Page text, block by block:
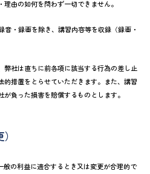
由の如何を問わず一切できません。
・録画を除き、講習内容等を収録（録画・
弊社は直ちに前各項に該当する行為の差し止
的措置をとらせていただきます。また、講習
負った損害を賠償するものとします。
般の利益に適合するとき又は変更が合理的で